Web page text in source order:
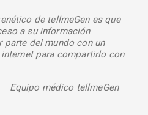
de tellmeGen es que
a su información
parte del mundo con un
para compartirlo con
Equipo médico tellmeGen